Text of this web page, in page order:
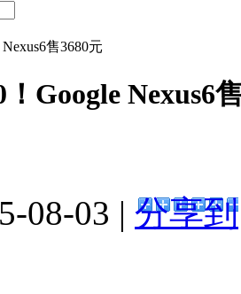
Google Nexus6
08-03 | 分享到